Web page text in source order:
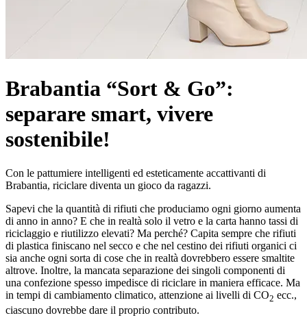
Brabantia “Sort & Go”:
separare smart, vivere
sostenibile!
Con le pattumiere intelligenti ed esteticamente accattivanti di
Brabantia, riciclare diventa un gioco da ragazzi.
Sapevi che la quantità di rifiuti che produciamo ogni giorno aumenta
di anno in anno? E che in realtà solo il vetro e la carta hanno tassi di
riciclaggio e riutilizzo elevati? Ma perché? Capita sempre che rifiuti
di plastica finiscano nel secco e che nel cestino dei rifiuti organici ci
sia anche ogni sorta di cose che in realtà dovrebbero essere smaltite
altrove. Inoltre, la mancata separazione dei singoli componenti di
una confezione spesso impedisce di riciclare in maniera efficace. Ma
in tempi di cambiamento climatico, attenzione ai livelli di CO2 ecc.,
ciascuno dovrebbe dare il proprio contributo.